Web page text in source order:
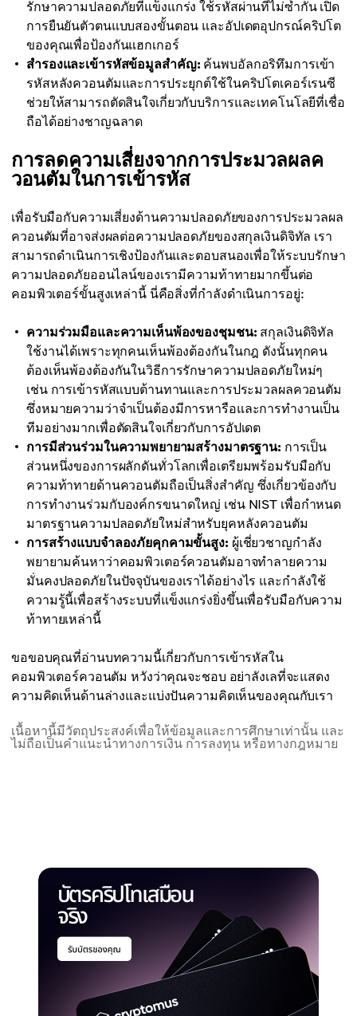
รักษาความปลอดภัยที่แข็งแกร่ง ใช้รหัสผ่านที่ไม่ซ้ำกัน เปิด
การยืนยันตัวตนแบบสองขั้นตอน และอัปเดตอุปกรณ์คริปโต
ของคุณเพื่อป้องกันแฮกเกอร์
สำรองและเข้ารหัสข้อมูลสำคัญ: ค้นพบอัลกอริทึมการเข้า
รหัสหลังควอนตัมและการประยุกต์ใช้ในคริปโตเคอร์เรนซี
ช่วยให้สามารถตัดสินใจเกี่ยวกับบริการและเทคโนโลยีที่เชื่อ
ถือได้อย่างชาญฉลาด
การลดความเสี่ยงจากการประมวลผลค
วอนตัมในการเข้ารหัส
เพื่อรับมือกับความเสี่ยงด้านความปลอดภัยของการประมวลผล
ควอนตัมที่อาจส่งผลต่อความปลอดภัยของสกุลเงินดิจิทัล เรา
สามารถดำเนินการเชิงป้องกันและตอบสนองเพื่อให้ระบบรักษา
ความปลอดภัยออนไลน์ของเรามีความท้าทายมากขึ้นต่อ
คอมพิวเตอร์ขั้นสูงเหล่านี้ นี่คือสิ่งที่กำลังดำเนินการอยู่:
ความร่วมมือและความเห็นพ้องของชุมชน: สกุลเงินดิจิทัล
ใช้งานได้เพราะทุกคนเห็นพ้องต้องกันในกฎ ดังนั้นทุกคน
ต้องเห็นพ้องต้องกันในวิธีการรักษาความปลอดภัยใหม่ๆ
เช่น การเข้ารหัสแบบต้านทานและการประมวลผลควอนตัม
ซึ่งหมายความว่าจำเป็นต้องมีการหารือและการทำงานเป็น
ทีมอย่างมากเพื่อตัดสินใจเกี่ยวกับการอัปเดต
การมีส่วนร่วมในความพยายามสร้างมาตรฐาน: การเป็น
ส่วนหนึ่งของการผลักดันทั่วโลกเพื่อเตรียมพร้อมรับมือกับ
ความท้าทายด้านควอนตัมถือเป็นสิ่งสำคัญ ซึ่งเกี่ยวข้องกับ
การทำงานร่วมกับองค์กรขนาดใหญ่ เช่น NIST เพื่อกำหนด
มาตรฐานความปลอดภัยใหม่สำหรับยุคหลังควอนตัม
การสร้างแบบจำลองภัยคุกคามขั้นสูง: ผู้เชี่ยวชาญกำลัง
พยายามค้นหาว่าคอมพิวเตอร์ควอนตัมอาจทำลายความ
มั่นคงปลอดภัยในปัจจุบันของเราได้อย่างไร และกำลังใช้
ความรู้นี้เพื่อสร้างระบบที่แข็งแกร่งยิ่งขึ้นเพื่อรับมือกับความ
ท้าทายเหล่านี้
ขอขอบคุณที่อ่านบทความนี้เกี่ยวกับการเข้ารหัสใน
คอมพิวเตอร์ควอนตัม หวังว่าคุณจะชอบ อย่าลังเลที่จะแสดง
ความคิดเห็นด้านล่างและแบ่งปันความคิดเห็นของคุณกับเรา
เนื้อหานี้มีวัตถุประสงค์เพื่อให้ข้อมูลและการศึกษาเท่านั้น และ
ไม่ถือเป็นคำแนะนำทางการเงิน การลงทุน หรือทางกฎหมาย